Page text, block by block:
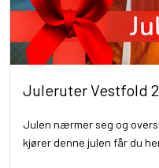
Juleruter Vestfold
Julen nærmer seg og
kjører denne julen får du